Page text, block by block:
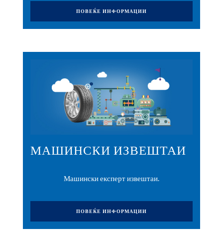
ПОВЕЌЕ ИНФОРМАЦИИ
МАШИНСКИ ИЗВЕШТАИ
Машински експерт извештаи.
ПОВЕЌЕ ИНФОРМАЦИИ